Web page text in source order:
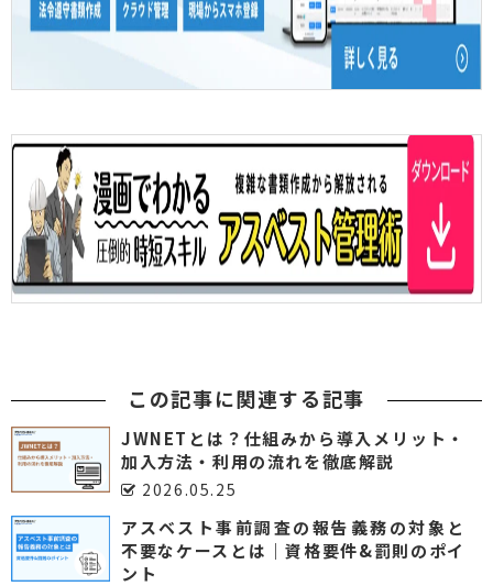
この記事に関連する記事
JWNETとは？仕組みから導入メリット・
加入方法・利用の流れを徹底解説
2026.05.25
アスベスト事前調査の報告義務の対象と
不要なケースとは｜資格要件&罰則のポイ
ント